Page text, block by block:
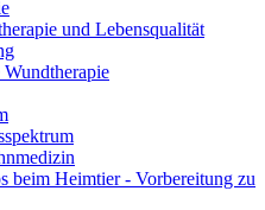
und Lebensqualität
beim Heimtier - Vorbereitung zu